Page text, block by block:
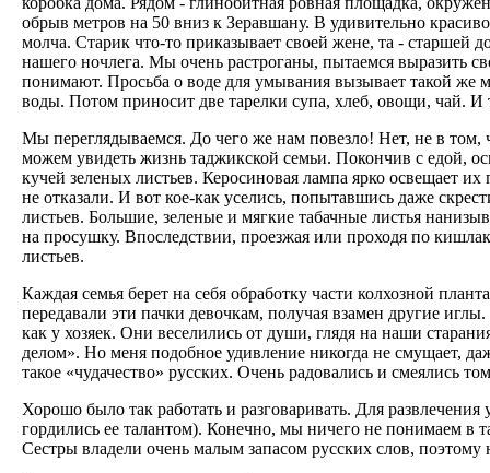
обрыв метров на 50 вниз к Зеравшану. В удивительно
молча. Старик что-то приказывает своей жене, та -
нашего ночлега. Мы очень растроганы, пытаемся выразить
понимают. Просьба о воде для умывания вызывает такой же
воды. Потом приносит две тарелки супа, хлеб, овощи, чай. И
Мы переглядываемся. До чего же нам повезло! Нет, не в
можем увидеть жизнь таджикской семьи. Покончив с едой,
кучей зеленых листьев. Керосиновая лампа ярко освещает
не отказали. И вот кое-как уселись, попытавшись даже
листьев. Большие, зеленые и мягкие табачные листья
на просушку. Впоследствии, проезжая или проходя по
листьев.
Каждая семья берет на себя обработку части колхозной
передавали эти пачки девочкам, получая взамен другие
как у хозяек. Они веселились от души, глядя на наши
делом». Но меня подобное удивление никогда не смущает,
такое «чудачество» русских. Очень радовались и смеялись
Хорошо было так работать и разговаривать. Для
гордились ее талантом). Конечно, мы ничего не понимаем в
Сестры владели очень малым запасом русских слов,